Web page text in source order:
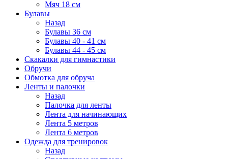
Мяч 18 см
Булавы
Назад
Булавы 36 см
Булавы 40 - 41 см
Булавы 44 - 45 см
Скакалки для гимнастики
Обручи
Обмотка для обруча
Ленты и палочки
Назад
Палочка для ленты
Лента для начинающих
Лента 5 метров
Лента 6 метров
Одежда для тренировок
Назад